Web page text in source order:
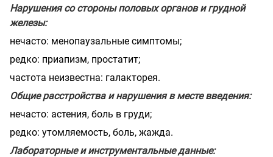
Нарушения со стороны половых органов и грудной
железы:
нечасто: менопаузальные симптомы;
редко: приапизм, простатит;
частота неизвестна: галакторея.
Общие расстройства и нарушения в месте введения:
нечасто: астения, боль в груди;
редко: утомляемость, боль, жажда.
Лабораторные и инструментальные данные: